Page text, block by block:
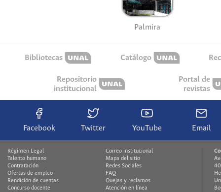
Palmira
Bibliotecas Catálogo
Repositorio
institucional
Portal de
revistas
Facebook Twitter YouTube Email
Régimen Legal
Talento humano
Contratación
Ofertas de empleo
Rendición de cuentas
Concurso docente
Correo institucional
Mapa del sitio
Redes Sociales
FAQ
Quejas y reclamos
Atención en línea